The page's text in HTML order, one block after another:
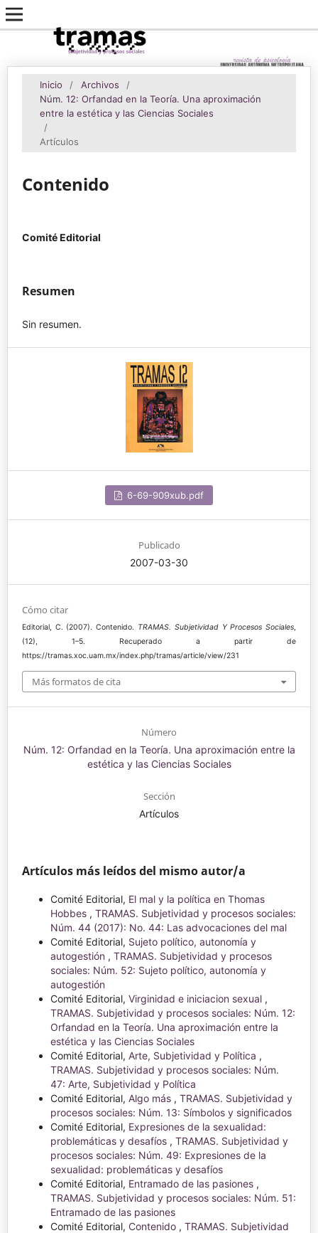
Inicio / Archivos
/
Núm. 12: Orfandad en la Teoría. Una aproximación
entre la estética y las Ciencias Sociales
/
Artículos
Contenido
Comité Editorial
Resumen
Sin resumen.
6-69-909xub.pdf
Publicado
2007-03-30
Cómo citar
Editorial, C. (2007). Contenido. TRAMAS. Subjetividad Y Procesos Sociales,
(12), 1–5. Recuperado a partir de
https://tramas.xoc.uam.mx/index.php/tramas/article/view/231
Más formatos de cita
Número
Núm. 12: Orfandad en la Teoría. Una aproximación entre la
estética y las Ciencias Sociales
Sección
Artículos
Artículos más leídos del mismo autor/a
Comité Editorial, El mal y la política en Thomas
Hobbes , TRAMAS. Subjetividad y procesos sociales:
Núm. 44 (2017): No. 44: Las advocaciones del mal
Comité Editorial, Sujeto político, autonomía y
autogestión , TRAMAS. Subjetividad y procesos
sociales: Núm. 52: Sujeto político, autonomía y
autogestión
Comité Editorial, Virginidad e iniciacion sexual ,
TRAMAS. Subjetividad y procesos sociales: Núm. 12:
Orfandad en la Teoría. Una aproximación entre la
estética y las Ciencias Sociales
Comité Editorial, Arte, Subjetividad y Política ,
TRAMAS. Subjetividad y procesos sociales: Núm.
47: Arte, Subjetividad y Política
Comité Editorial, Algo más , TRAMAS. Subjetividad y
procesos sociales: Núm. 13: Símbolos y significados
Comité Editorial, Expresiones de la sexualidad:
problemáticas y desafíos , TRAMAS. Subjetividad y
procesos sociales: Núm. 49: Expresiones de la
sexualidad: problemáticas y desafíos
Comité Editorial, Entramado de las pasiones ,
TRAMAS. Subjetividad y procesos sociales: Núm. 51:
Entramado de las pasiones
Comité Editorial, Contenido , TRAMAS. Subjetividad